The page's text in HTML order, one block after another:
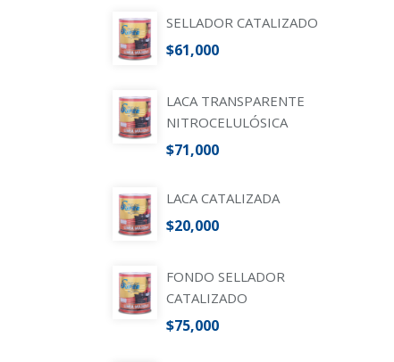
SELLADOR CATALIZADO
$61,000
LACA TRANSPARENTE
NITROCELULÓSICA
$71,000
LACA CATALIZADA
$20,000
FONDO SELLADOR
CATALIZADO
$75,000